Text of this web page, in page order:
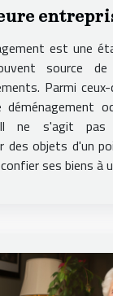
local fiable
est une
source
Parmi
ne s'agit pas
des objets d'un
ses biens à